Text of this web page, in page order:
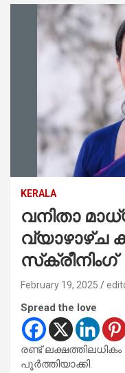
KERALA
വനിതാ
വ്യാഴാഴ്ച
സ്‌ക്രീനിംഗ്
February 19, 2025
Spread the love
രണ്ട്
പൂര്‍ത്തിയാക്കി.